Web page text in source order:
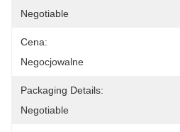
Negotiable
Cena:
Negocjowalne
Packaging Details:
Negotiable